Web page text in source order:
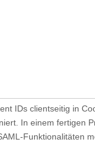
IDs clientseitig in
In einem fertigen
Funktionalitäten